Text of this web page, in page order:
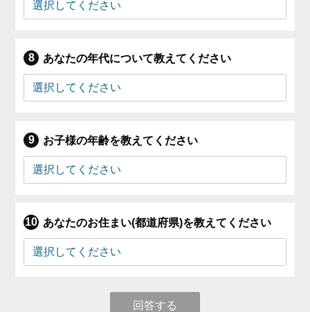
あなたの年代について教えてください
お子様の年齢を教えてください
あなたのお住まい(都道府県)を教えてください
回答する